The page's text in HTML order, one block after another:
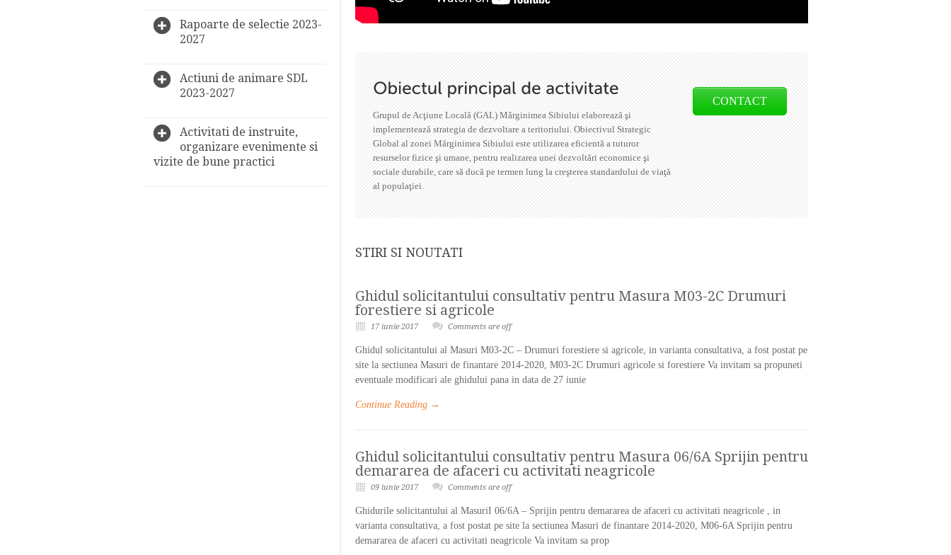
Grupul de Acţiune Locală (GAL) Mărginimea Sibiului elaborează şi
implementează strategia de dezvoltare a teritoriului. Obiectivul Strategic
Global al zonei Mărginimea Sibiului este utilizarea eficientă a tuturor
resurselor fizice şi umane, pentru realizarea unei dezvoltări economice şi
sociale durabile, care să ducă pe termen lung la creşterea standardului de viaţă
al populaţiei.
CONTACT
STIRI SI NOUTATI
Ghidul solicitantului consultativ pentru Masura M03-2C Drumuri
forestiere si agricole
17 iunie 2017 Comments are off
Ghidul solicitantului al Masuri M03-2C – Drumuri forestiere si agricole, in varianta consultativa, a fost postat pe
site la sectiunea Masuri de finantare 2014-2020, M03-2C Drumuri agricole si forestiere Va invitam sa propuneti
eventuale modificari ale ghidului pana in data de 27 iunie
Continue Reading →
Ghidul solicitantului consultativ pentru Masura 06/6A Sprijin pentru
demararea de afaceri cu activitati neagricole
09 iunie 2017 Comments are off
Ghidurile solicitantului al MasuriI 06/6A – Sprijin pentru demararea de afaceri cu activitati neagricole , in
varianta consultativa, a fost postat pe site la sectiunea Masuri de finantare 2014-2020, M06-6A Sprijin pentru
demararea de afaceri cu activitati neagricole Va invitam sa prop
Rapoarte de selectie 2023-
2027
Actiuni de animare SDL
2023-2027
Activitati de instruite,
organizare evenimente si
vizite de bune practici